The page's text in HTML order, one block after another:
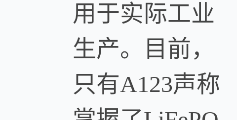
用于实际工业
生产。目前，
只有A123声称